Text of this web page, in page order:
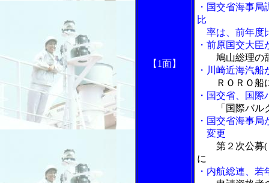
【1面】
・国交省海事
比
率は、前年度
・前原国交大
鳩山総理の
・川崎近海汽
ＲＯＲＯ船
・国交省、国
「国際バ
・国交省海事
変更
第２次公募
に
・内航総連、